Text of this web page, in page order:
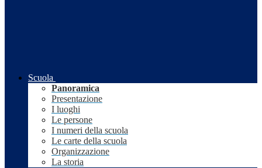
Scuola
Panoramica
Presentazione
I luoghi
Le persone
I numeri della scuola
Le carte della scuola
Organizzazione
La storia